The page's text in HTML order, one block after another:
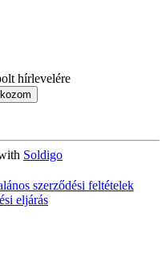
hírlevelére
Soldigo
szerződési feltételek
eljárás